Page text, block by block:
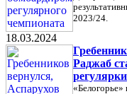
2023/24.
18.03.2024
Раджаб
регулярки
«Белогорье»